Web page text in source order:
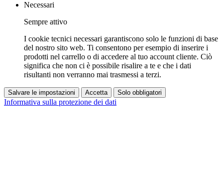
Necessari
Sempre attivo
I cookie tecnici necessari garantiscono solo le funzioni di base
del nostro sito web. Ti consentono per esempio di inserire i
prodotti nel carrello o di accedere al tuo account cliente. Ciò
significa che non ci è possibile risalire a te e che i dati
risultanti non verranno mai trasmessi a terzi.
Salvare le impostazioni Accetta Solo obbligatori
Informativa sulla protezione dei dati